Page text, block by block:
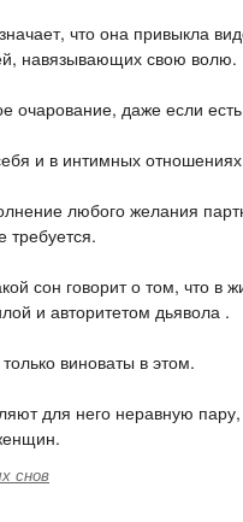
что она привыкла
навязывающих свою волю.
очарование, даже если есть
и в интимных
любого желания
требуется.
сон говорит о том, что в
и авторитетом дьявола .
виноваты в этом.
для него неравную
снов